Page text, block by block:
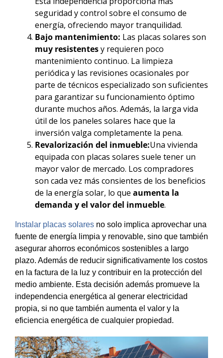
seguridad y control sobre el consumo de
energía, ofreciendo mayor tranquilidad.
Bajo mantenimiento: Las placas solares son
muy resistentesy requieren poco
mantenimiento continuo. La limpieza
periódica y las revisiones ocasionales por
parte de técnicos especializado son suficientes
para garantizar su funcionamiento óptimo
durante muchos años. Además, la larga vida
útil de los paneles solares hace que la
inversión valga completamente la pena.
Revalorización del inmueble:Una vivienda
equipada con placas solares suele tener un
mayor valor de mercado. Los compradores
son cada vez más consientes de los beneficios
de la energía solar, lo que aumenta la
demanda y el valor del inmueble.
Instalar placas solares no solo implica aprovechar una
fuente de energía limpia y renovable, sino que también
asegurar ahorros económicos sostenibles a largo
plazo. Además de reducir significativamente los costos
en la factura de la luz y contribuir en la protección del
medio ambiente. Esta decisión además promueve la
independencia energética al generar electricidad
propia, si no que también aumenta el valor y la
eficiencia energética de cualquier propiedad.